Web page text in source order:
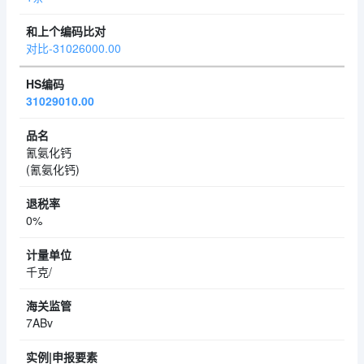
对比-31026000.00
31029010.00
氰氨化钙
(氰氨化钙)
0%
千克/
7ABv